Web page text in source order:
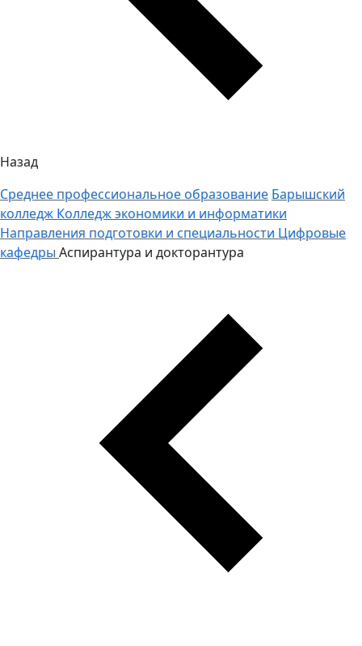
Назад
Среднее профессиональное образование Барышский
колледж Колледж экономики и информатики
Направления подготовки и специальности Цифровые
кафедры Аспирантура и докторантура